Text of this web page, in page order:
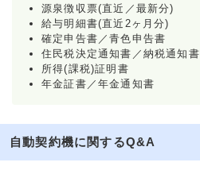
源泉徴収票(直近／最新分)
給与明細書(直近2ヶ月分)
確定申告書／青色申告書
住民税決定通知書／納税通知書
所得(課税)証明書
年金証書／年金通知書
自動契約機に関するQ&A